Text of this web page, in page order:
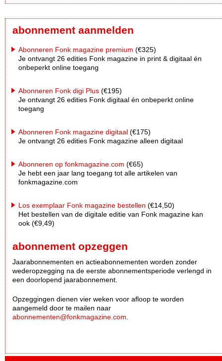
abonnement aanmelden
Abonneren Fonk magazine premium (€325)
Je ontvangt 26 edities Fonk magazine in print & digitaal én
onbeperkt online toegang
Abonneren Fonk digi Plus (€195)
Je ontvangt 26 edities Fonk digitaal én onbeperkt online
toegang
Abonneren Fonk magazine digitaal (€175)
Je ontvangt 26 edities Fonk magazine alleen digitaal
Abonneren op fonkmagazine.com (€65)
Je hebt een jaar lang toegang tot alle artikelen van
fonkmagazine.com
Los exemplaar Fonk magazine bestellen (€14,50)
Het bestellen van de digitale editie van Fonk magazine kan
ook (€9,49)
abonnement opzeggen
Jaarabonnementen en actieabonnementen worden zonder
wederopzegging na de eerste abonnementsperiode verlengd in
een doorlopend jaarabonnement.
Opzeggingen dienen vier weken voor afloop te worden
aangemeld door te mailen naar
abonnementen@fonkmagazine.com.